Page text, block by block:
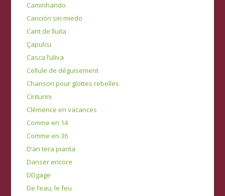
Caminhando
Canción sin miedo
Cant de lluita
Çapulcu
Casca l’uliva
Cellule de déguisement
Chanson pour glottes rebelles
Cinturini
Clémence en vacances
Comme en 14
Comme en 36
D’an tera pianta
Danser encore
DDgage
De l’eau, le feu